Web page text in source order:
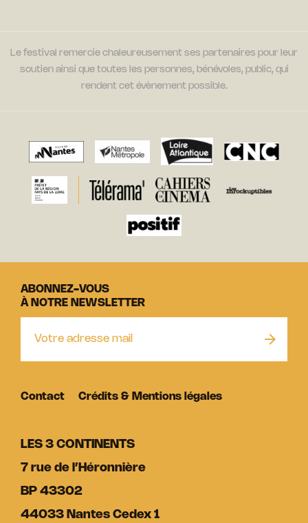
Le festival remercie chaleureusement ses partenaires pour leur
soutien ainsi que toutes les personnes, bénévoles, public, qui
rendent cet évènement possible.
LES 3 CONTINENTS
7 rue de l’Héronnière
BP 43302
44033 Nantes Cedex 1
ABONNEZ-VOUS
À NOTRE NEWSLETTER
Contact Crédits & Mentions légales